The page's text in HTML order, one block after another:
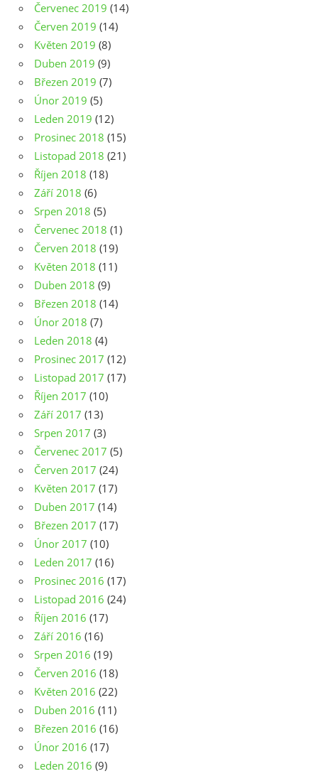
Červenec 2019 (14)
Červen 2019 (14)
Květen 2019 (8)
Duben 2019 (9)
Březen 2019 (7)
Únor 2019 (5)
Leden 2019 (12)
Prosinec 2018 (15)
Listopad 2018 (21)
Říjen 2018 (18)
Září 2018 (6)
Srpen 2018 (5)
Červenec 2018 (1)
Červen 2018 (19)
Květen 2018 (11)
Duben 2018 (9)
Březen 2018 (14)
Únor 2018 (7)
Leden 2018 (4)
Prosinec 2017 (12)
Listopad 2017 (17)
Říjen 2017 (10)
Září 2017 (13)
Srpen 2017 (3)
Červenec 2017 (5)
Červen 2017 (24)
Květen 2017 (17)
Duben 2017 (14)
Březen 2017 (17)
Únor 2017 (10)
Leden 2017 (16)
Prosinec 2016 (17)
Listopad 2016 (24)
Říjen 2016 (17)
Září 2016 (16)
Srpen 2016 (19)
Červen 2016 (18)
Květen 2016 (22)
Duben 2016 (11)
Březen 2016 (16)
Únor 2016 (17)
Leden 2016 (9)